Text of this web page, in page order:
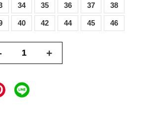
34 35 36 37 38
40 42 44 45 46
+